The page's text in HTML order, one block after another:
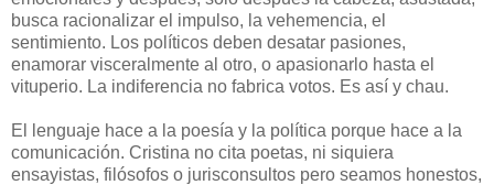
busca racionalizar el impulso, la vehemencia, el
sentimiento. Los políticos deben desatar pasiones,
enamorar visceralmente al otro, o apasionarlo hasta el
vituperio. La indiferencia no fabrica votos. Es así y chau.
El lenguaje hace a la poesía y la política porque hace a la
comunicación. Cristina no cita poetas, ni siquiera
ensayistas, filósofos o jurisconsultos pero seamos honestos,